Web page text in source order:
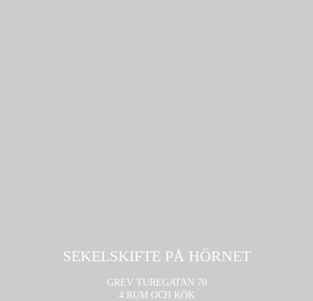
SEKELSKIFTE PÅ HÖRNET
GREV TUREGATAN 70
4 RUM OCH KÖK